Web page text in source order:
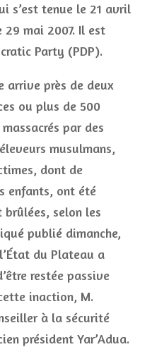
s’est tenue le 21 avril
29 mai 2007. Il est
Party (PDP).
arrive près de deux
ou plus de 500
par des
musulmans,
dont de
enfants, ont été
selon les
publié dimanche,
du Plateau a
restée passive
inaction, M.
à la sécurité
président Yar’Adua.